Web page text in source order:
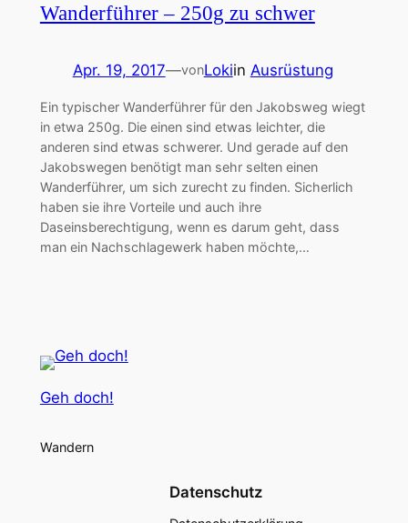
Wanderführer – 250g zu schwer
Apr. 19, 2017—vonLokiin Ausrüstung
Ein typischer Wanderführer für den Jakobsweg wiegt
in etwa 250g. Die einen sind etwas leichter, die
anderen sind etwas schwerer. Und gerade auf den
Jakobswegen benötigt man sehr selten einen
Wanderführer, um sich zurecht zu finden. Sicherlich
haben sie ihre Vorteile und auch ihre
Daseinsberechtigung, wenn es darum geht, dass
man ein Nachschlagewerk haben möchte,…
Geh doch!
Wandern
Datenschutz